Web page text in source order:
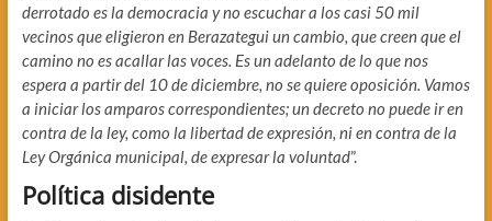
derrotado es la democracia y no escuchar a los casi 50 mil
vecinos que eligieron en Berazategui un cambio, que creen que el
camino no es acallar las voces. Es un adelanto de lo que nos
espera a partir del 10 de diciembre, no se quiere oposición. Vamos
a iniciar los amparos correspondientes; un decreto no puede ir en
contra de la ley, como la libertad de expresión, ni en contra de la
Ley Orgánica municipal, de expresar la voluntad”.
Política disidente